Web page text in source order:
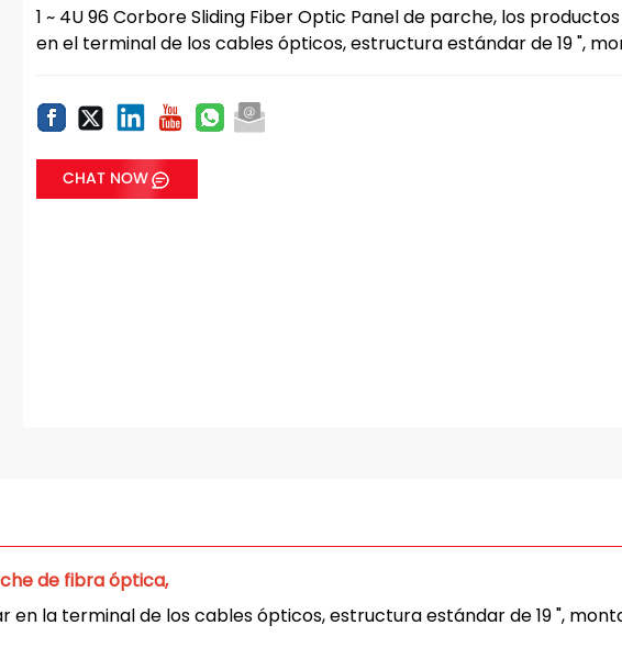
1 ~ 4U 96 Corbore Sliding Fiber Optic Panel de parche, los
en el terminal de los cables ópticos, estructura estándar de 19 ",
CHAT NOW
de fibra óptica,
en la terminal de los cables ópticos, estructura estándar de 19 ",